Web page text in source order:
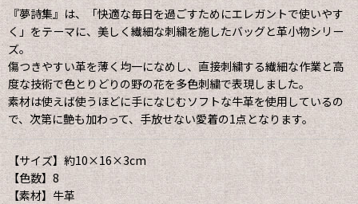
『夢詩集』は、「快適な毎日を過ごすためにエレガントで使いやす
く」をテーマに、美しく繊細な刺繍を施したバッグと革小物シリー
ズ。
傷つきやすい革を薄く均一になめし、直接刺繍する繊細な作業と高
度な技術で色とりどりの野の花を多色刺繍で表現しました。
素材は使えば使うほどに手になじむソフトな牛革を使用しているの
で、次第に艶も加わって、手放せない愛着の1点となります。
【サイズ】約10×16×3cm
【色数】8
【素材】牛革